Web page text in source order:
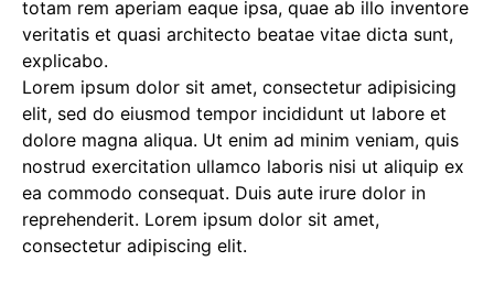
totam rem aperiam eaque ipsa, quae ab illo inventore
veritatis et quasi architecto beatae vitae dicta sunt,
explicabo.
Lorem ipsum dolor sit amet, consectetur adipisicing
elit, sed do eiusmod tempor incididunt ut labore et
dolore magna aliqua. Ut enim ad minim veniam, quis
nostrud exercitation ullamco laboris nisi ut aliquip ex
ea commodo consequat. Duis aute irure dolor in
reprehenderit. Lorem ipsum dolor sit amet,
consectetur adipiscing elit.